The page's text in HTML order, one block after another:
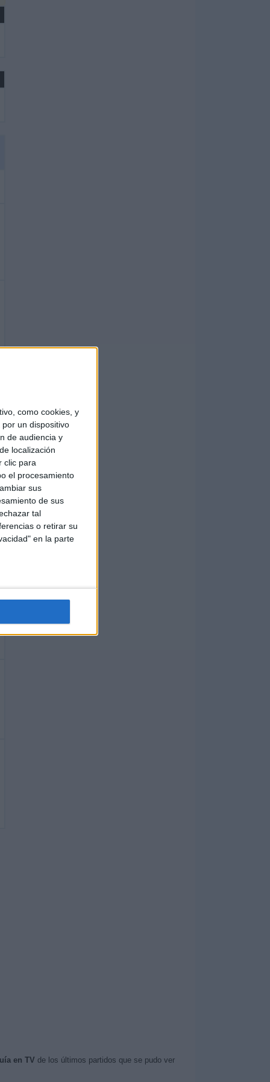
como cookies, y
un dispositivo
de audiencia y
localización
clic para
el procesamiento
sus
de sus
tal
o retirar su
en la parte
en TV de los últimos partidos que se pudo ver